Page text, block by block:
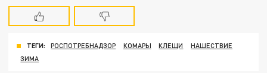
ТЕГИ: РОСПОТРЕБНАДЗОР КОМАРЫ КЛЕЩИ
НАШЕСТВИЕ
ЗИМА